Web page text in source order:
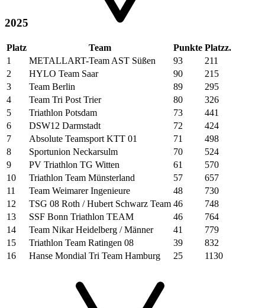
2025
Platz Team Punkte Platzz.
1
METALLART-Team AST Süßen 93
211
2
HYLO Team Saar 90
215
3
Team Berlin 89
295
4
Team Tri Post Trier 80
326
5
Triathlon Potsdam 73
441
6
DSW12 Darmstadt 72
424
7
Absolute Teamsport KTT 01 71
498
8
Sportunion Neckarsulm 70
524
9
PV Triathlon TG Witten 61
570
10
Triathlon Team Münsterland 57
657
11
Team Weimarer Ingenieure 48
730
12
TSG 08 Roth / Hubert Schwarz Team 46
748
13
SSF Bonn Triathlon TEAM 46
764
14
Team Nikar Heidelberg / Männer 41
779
15
Triathlon Team Ratingen 08 39
832
16
Hanse Mondial Tri Team Hamburg 25 1130